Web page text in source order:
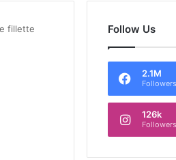
fillette Follow Us
2.1M
Followers
126k
Followers